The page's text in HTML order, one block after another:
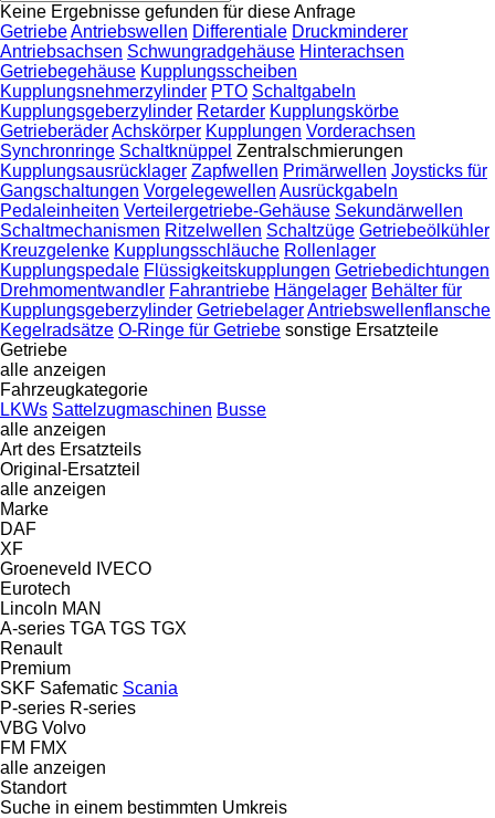
Keine Ergebnisse gefunden für diese Anfrage
GetriebeAntriebswellen Differentiale Druckminderer
Antriebsachsen Schwungradgehäuse Hinterachsen
Getriebegehäuse Kupplungsscheiben
Kupplungsnehmerzylinder PTO Schaltgabeln
Kupplungsgeberzylinder Retarder Kupplungskörbe
GetrieberäderAchskörper Kupplungen Vorderachsen
Synchronringe Schaltknüppel Zentralschmierungen
Kupplungsausrücklager Zapfwellen Primärwellen Joysticks für
Gangschaltungen Vorgelegewellen Ausrückgabeln
Pedaleinheiten Verteilergetriebe-Gehäuse Sekundärwellen
Schaltmechanismen Ritzelwellen Schaltzüge Getriebeölkühler
Kreuzgelenke Kupplungsschläuche Rollenlager
Kupplungspedale Flüssigkeitskupplungen Getriebedichtungen
Drehmomentwandler Fahrantriebe Hängelager Behälter für
Kupplungsgeberzylinder GetriebelagerAntriebswellenflansche
Kegelradsätze O-Ringe für Getriebe sonstige Ersatzteile
Getriebe
alle anzeigen
Fahrzeugkategorie
LKWs Sattelzugmaschinen Busse
alle anzeigen
Art des Ersatzteils
Original-Ersatzteil
alle anzeigen
Marke
DAF
XF
Groeneveld IVECO
Eurotech
Lincoln MAN
A-series TGA TGS TGX
Renault
Premium
SKF Safematic Scania
P-series R-series
VBG Volvo
FM FMX
alle anzeigen
Standort
Suche in einem bestimmten Umkreis